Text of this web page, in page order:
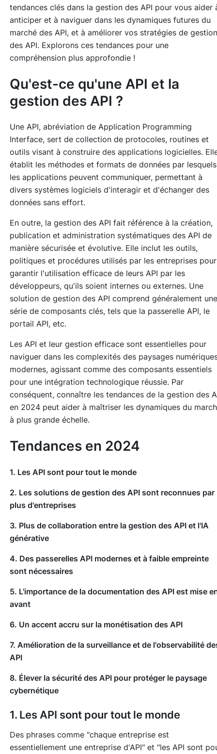
tendances clés dans la gestion des API pour vous aider
anticiper et à naviguer dans les dynamiques futures du
marché des API, et à améliorer vos stratégies de gestion
des API. Explorons ces tendances pour une
compréhension plus approfondie !
Qu'est-ce qu'une API et la
gestion des API ?
Une API, abréviation de Application Programming
Interface, sert de collection de protocoles, routines et
outils visant à construire des applications logicielles.
établit les méthodes et formats de données par lesquels
les applications peuvent communiquer, permettant à
divers systèmes logiciels d'interagir et d'échanger des
données sans effort.
En outre, la gestion des API fait référence à la création,
publication et administration systématiques des API de
manière sécurisée et évolutive. Elle inclut les outils,
politiques et procédures utilisés par les entreprises pour
garantir l'utilisation efficace de leurs API par les
développeurs, qu'ils soient internes ou externes. Une
solution de gestion des API comprend généralement une
série de composants clés, tels que la passerelle API, le
portail API, etc.
Les API et leur gestion efficace sont essentielles pour
naviguer dans les complexités des paysages
modernes, agissant comme des composants essentiels
pour une intégration technologique réussie. Par
conséquent, connaître les tendances de la gestion des
en 2024 peut aider à maîtriser les dynamiques du
à plus grande échelle.
Tendances en 2024
1. Les API sont pour tout le monde
2. Les solutions de gestion des API sont reconnues par
plus d'entreprises
3. Plus de collaboration entre la gestion des API et l'IA
générative
4. Des passerelles API modernes et à faible empreinte
sont nécessaires
5. L'importance de la documentation des API est mise
avant
6. Un accent accru sur la monétisation des API
7. Amélioration de la surveillance et de l'observabilité
API
8. Élever la sécurité des API pour protéger le paysage
cybernétique
1. Les API sont pour tout le monde
Des phrases comme "chaque entreprise est
essentiellement une entreprise d'API" et "les API sont